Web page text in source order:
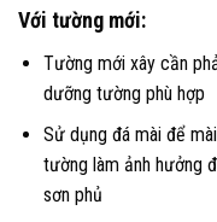
Với tường mới:
Tường mới xây cần
dưỡng tường phù hợp
Sử dụng đá mài để
tường làm ảnh hưởng
sơn phủ